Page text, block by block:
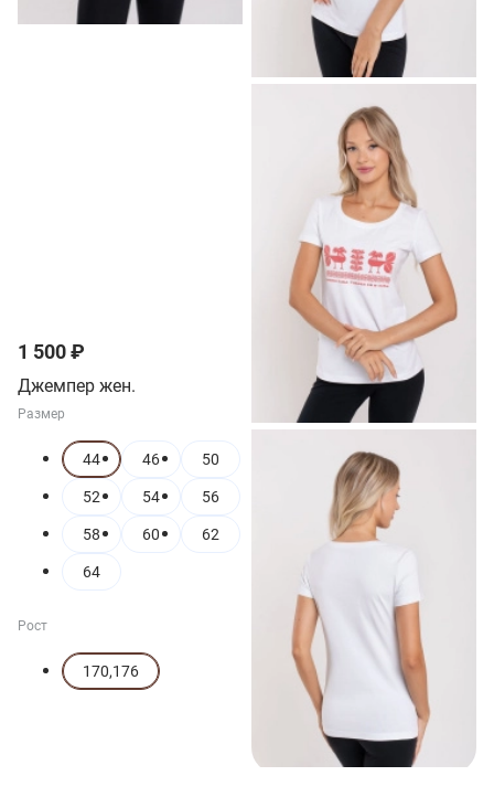
1 500 ₽
Джемпер жен.
Размер
44 46 50
52 54 56
58 60 62
64
Рост
170,176